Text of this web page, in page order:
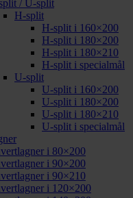
/ U-split
H-split
H-split i 160×200
H-split i 180×200
H-split i 180×210
H-split i specialmål
U-split
U-split i 160×200
U-split i 180×200
U-split i 180×210
U-split i specialmål
i 80×200
i 90×200
i 90×210
i 120×200